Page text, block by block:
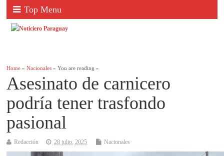
Top Menu
Home »Nacionales » You are reading »
Asesinato de carnicero
podría tener trasfondo
pasional
Redacción 28 julio, 2025 Nacionales